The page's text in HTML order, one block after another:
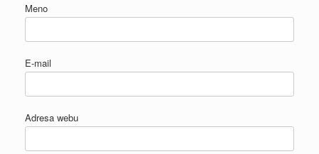
Meno
E-mail
Adresa webu